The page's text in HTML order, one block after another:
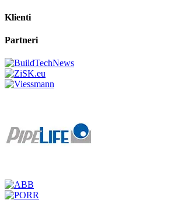
Klienti
Partneri